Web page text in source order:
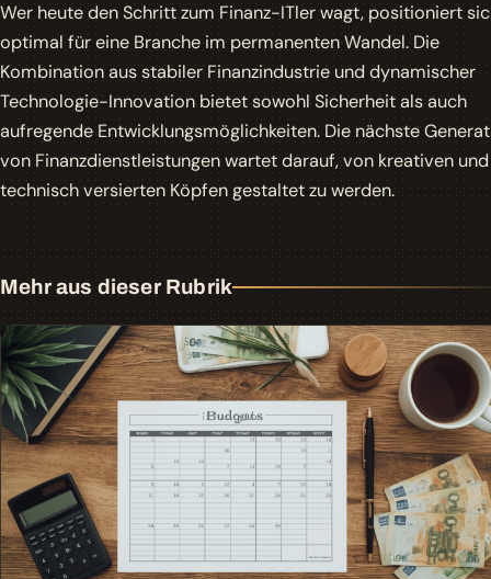
Wer heute den Schritt zum Finanz-ITler wagt, positioniert
optimal für eine Branche im permanenten Wandel. Die
Kombination aus stabiler Finanzindustrie und dynamischer
Technologie-Innovation bietet sowohl Sicherheit als auch
aufregende Entwicklungsmöglichkeiten. Die nächste
von Finanzdienstleistungen wartet darauf, von kreativen und
technisch versierten Köpfen gestaltet zu werden.
Mehr aus dieser Rubrik